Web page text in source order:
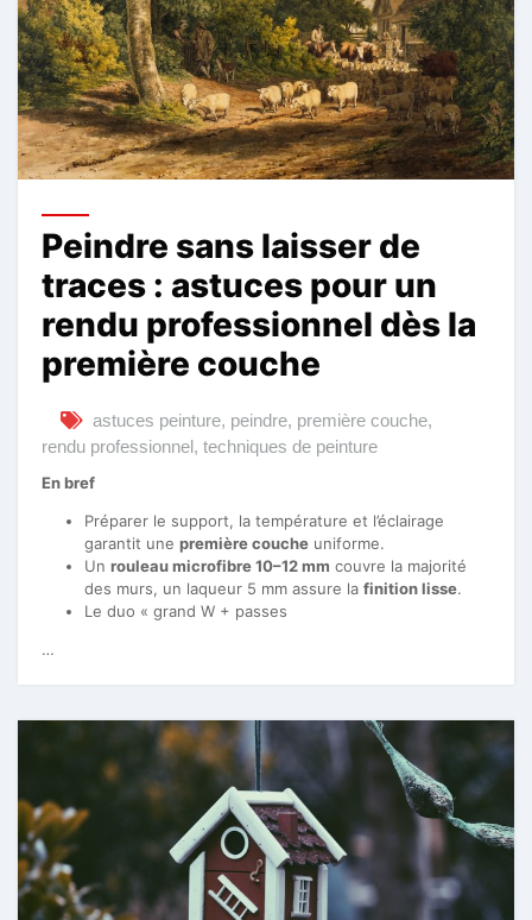
Peindre sans laisser de
traces : astuces pour un
rendu professionnel dès la
première couche
astuces peinture, peindre, première couche,
rendu professionnel, techniques de peinture
En bref
Préparer le support, la température et l’éclairage
garantit une première couche uniforme.
Un rouleau microfibre 10–12 mm couvre la majorité
des murs, un laqueur 5 mm assure la finition lisse.
Le duo « grand W + passes
…